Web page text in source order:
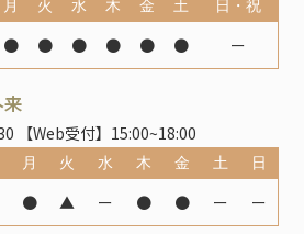
月 火 水 木 金 土 日・祝
● ● ● ● ● ● ー
【Web受付】15:00~18:00
月 火 水 木 金 土 日
● ▲ ー ● ● ー ー